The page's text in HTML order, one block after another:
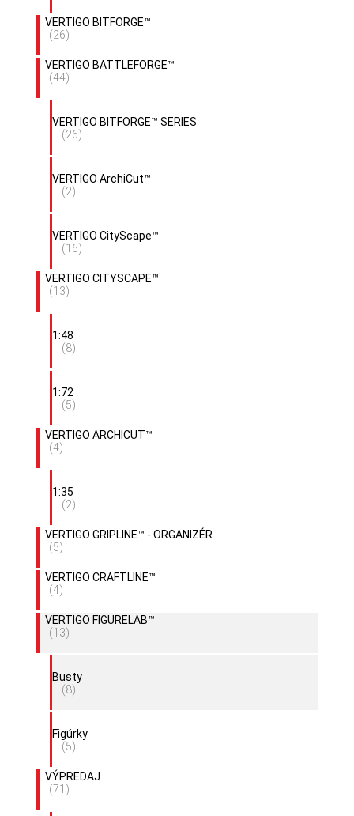
VERTIGO BITFORGE™
(26)
VERTIGO BATTLEFORGE™
(44)
VERTIGO BITFORGE™ SERIES
(26)
VERTIGO ArchiCut™
(2)
VERTIGO CityScape™
(16)
VERTIGO CITYSCAPE™
(13)
1:48
(8)
1:72
(5)
VERTIGO ARCHICUT™
(4)
1:35
(2)
VERTIGO GRIPLINE™ - ORGANIZÉR
(5)
VERTIGO CRAFTLINE™
(4)
VERTIGO FIGURELAB™
(13)
Busty
(8)
Figúrky
(5)
VÝPREDAJ
(71)